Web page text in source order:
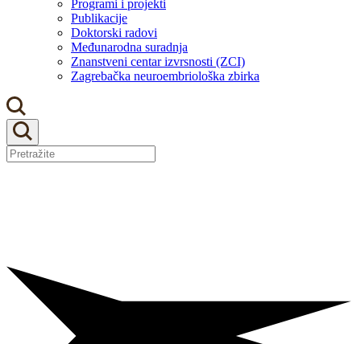
Programi i projekti
Publikacije
Doktorski radovi
Međunarodna suradnja
Znanstveni centar izvrsnosti (ZCI)
Zagrebačka neuroembriološka zbirka